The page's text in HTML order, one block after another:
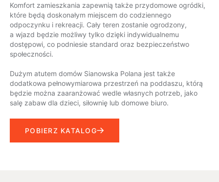
Komfort zamieszkania zapewnią także przydomowe ogródki,
które będą doskonałym miejscem do codziennego
odpoczynku i rekreacji. Cały teren zostanie ogrodzony,
a wjazd będzie możliwy tylko dzięki indywidualnemu
dostępowi, co podniesie standard oraz bezpieczeństwo
społeczności.
Dużym atutem domów Sianowska Polana jest także
dodatkowa pełnowymiarowa przestrzeń na poddaszu, którą
będzie można zaaranżować wedle własnych potrzeb, jako
salę zabaw dla dzieci, siłownię lub domowe biuro.
POBIERZ KATALOG